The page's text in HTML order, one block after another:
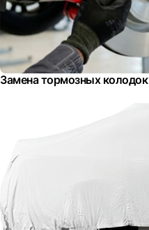
Замена тормозных колодок